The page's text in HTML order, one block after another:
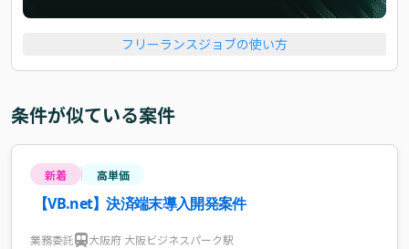
フリーランスジョブの使い方
条件が似ている案件
新着 高単価
【VB.net】決済端末導入開発案件
業務委託 大阪府 大阪ビジネスパーク駅